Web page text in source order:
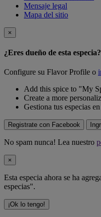
Mensaje legal
Mapa del sitio
×
¿Eres dueño de esta especia?
Configure su Flavor Profile o
Add this spice to "My
Create a more
Gestiona tus especias
Registrate con Facebook
No spam nunca! Lea nuestro
×
Esta especia ahora se ha
especias".
¡Ok lo tengo!